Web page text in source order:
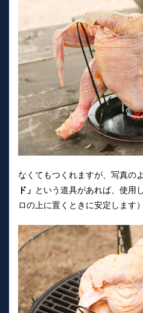
なくてもつくれますが、写真の
ド」 という道具があれば、使用
ロの上に置くときに安定します）